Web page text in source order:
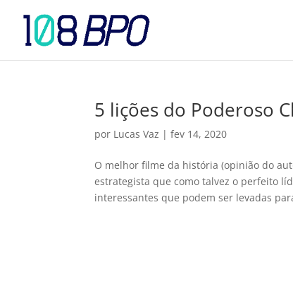
5 lições do Poderoso
por Lucas Vaz |fev 14, 2020
O melhor filme da história (opinião do
estrategista que como talvez o perfeito
interessantes que podem ser levadas